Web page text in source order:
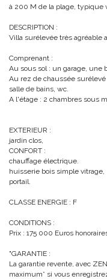
à 200 M de la plage, typique
DESCRIPTION :
Villa surélevée très agréable
Comprenant :
Au sous sol : un garage, une
Au rez de chaussée
salle de bains, wc.
A l'étage : 2 chambres sous
EXTERIEUR :
jardin clos,
CONFORT :
chauffage électrique.
huisserie bois simple vitrage,
portail.
CLASSE ENERGIE : F
CONDITIONS :
Prix : 175 000 Euros
"GARANTIE :
La garantie revente, avec
maximum* si vous